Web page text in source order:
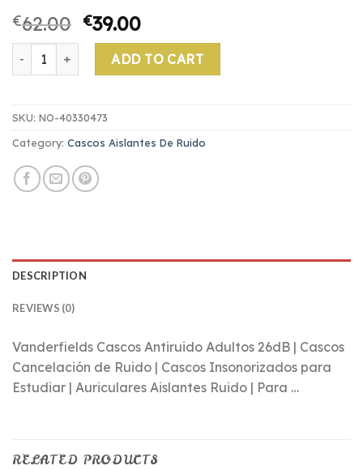
€62.00 €39.00
cascos aislantes de ruido quantity
ADD TO CART
SKU: NO-40330473
Category: Cascos Aislantes De Ruido
DESCRIPTION
REVIEWS (0)
Vanderfields Cascos Antiruido Adultos 26dB | Cascos
Cancelación de Ruido | Cascos Insonorizados para
Estudiar | Auriculares Aislantes Ruido | Para …
RELATED PRODUCTS